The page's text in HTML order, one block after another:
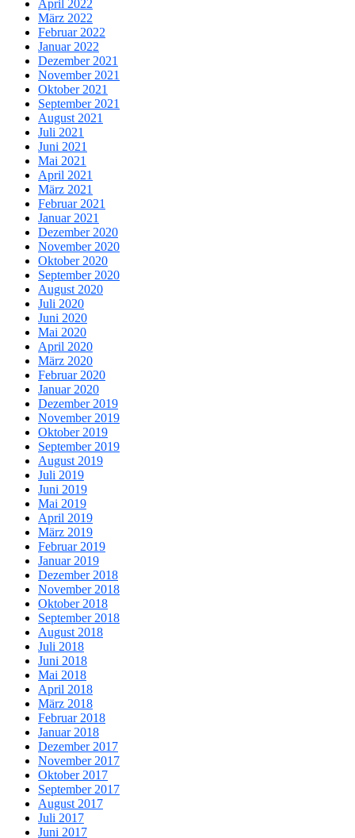
April 2022
März 2022
Februar 2022
Januar 2022
Dezember 2021
November 2021
Oktober 2021
September 2021
August 2021
Juli 2021
Juni 2021
Mai 2021
April 2021
März 2021
Februar 2021
Januar 2021
Dezember 2020
November 2020
Oktober 2020
September 2020
August 2020
Juli 2020
Juni 2020
Mai 2020
April 2020
März 2020
Februar 2020
Januar 2020
Dezember 2019
November 2019
Oktober 2019
September 2019
August 2019
Juli 2019
Juni 2019
Mai 2019
April 2019
März 2019
Februar 2019
Januar 2019
Dezember 2018
November 2018
Oktober 2018
September 2018
August 2018
Juli 2018
Juni 2018
Mai 2018
April 2018
März 2018
Februar 2018
Januar 2018
Dezember 2017
November 2017
Oktober 2017
September 2017
August 2017
Juli 2017
Juni 2017